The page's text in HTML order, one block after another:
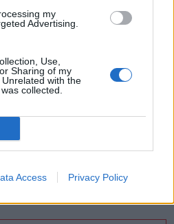
my
Advertising.
Use,
Sharing of my
with the
collected.
Access Privacy Policy
dati personali ( Info Privacy